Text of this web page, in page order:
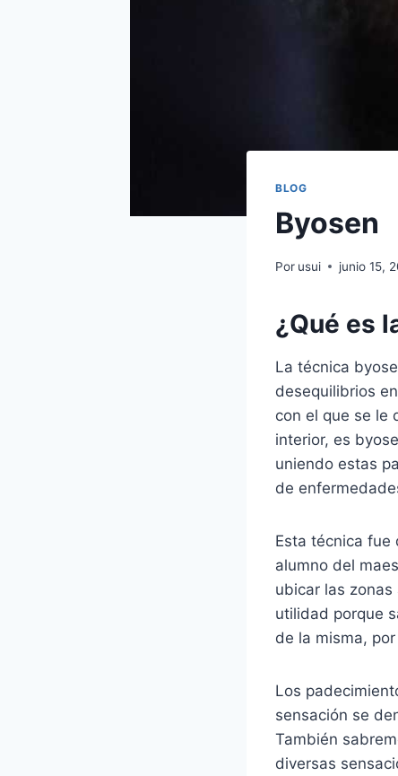
BLOG
Byosen
Por usui junio 15,
¿Qué es
La técnica
desequilibrios
con el que se le
interior, es
uniendo estas
de
Esta técnica fue
alumno del
ubicar las
utilidad porque
de la misma,
Los
sensación se
También
diversas